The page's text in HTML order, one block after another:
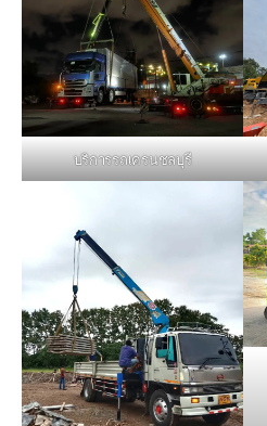
บริการรถเครนชลบุรี